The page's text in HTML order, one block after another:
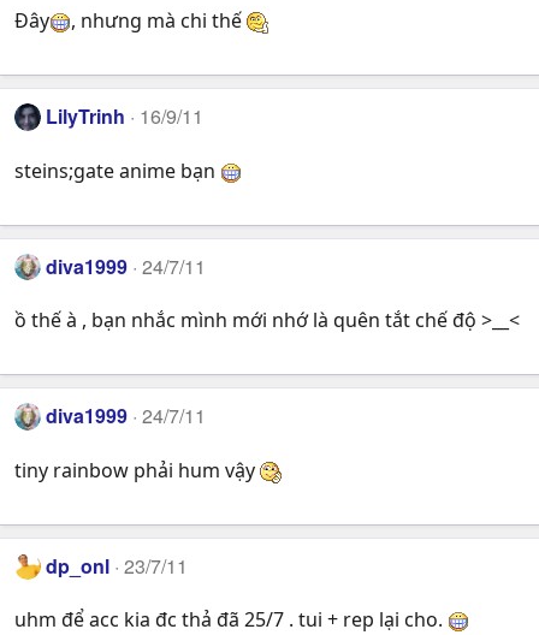
Đây , nhưng mà chi thế
LilyTrinh 16/9/11
steins;gate anime bạn
diva1999 24/7/11
ồ thế à , bạn nhắc mình mới nhớ là quên tắt chế độ >__<
diva1999 24/7/11
tiny rainbow phải hum vậy
dp_onl 23/7/11
uhm để acc kia đc thả đã 25/7 . tui + rep lại cho.